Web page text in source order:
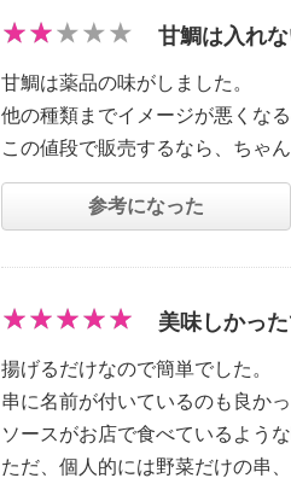
甘鯛は入れ
甘鯛は薬品の味がしました。
他の種類までイメージが悪くな
この値段で販売するなら、ちゃ
参考になった
美味しかっ
揚げるだけなので簡単でした。
串に名前が付いているのも良かっ
ソースがお店で食べているよう
ただ、個人的には野菜だけの串